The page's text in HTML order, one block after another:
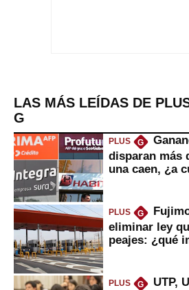
LAS MÁS LEÍDAS DE
G
PLUS G
disparan más
una caen, ¿a
PLUS G
eliminar ley
peajes: ¿qué
PLUS G
UTP,